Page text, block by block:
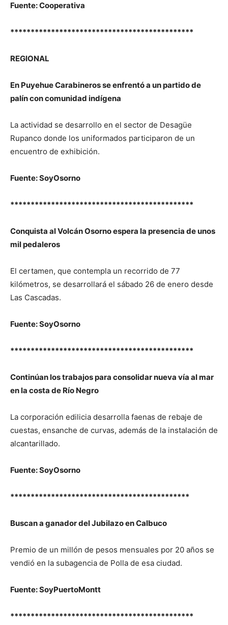
Fuente: Cooperativa
*********************************************
REGIONAL
En Puyehue Carabineros se enfrentó a un partido de
palín con comunidad indígena
La actividad se desarrollo en el sector de Desagüe
Rupanco donde los uniformados participaron de un
encuentro de exhibición.
Fuente: SoyOsorno
*********************************************
Conquista al Volcán Osorno espera la presencia de unos
mil pedaleros
El certamen, que contempla un recorrido de 77
kilómetros, se desarrollará el sábado 26 de enero desde
Las Cascadas.
Fuente: SoyOsorno
*********************************************
Continúan los trabajos para consolidar nueva vía al mar
en la costa de Río Negro
La corporación edilicia desarrolla faenas de rebaje de
cuestas, ensanche de curvas, además de la instalación de
alcantarillado.
Fuente: SoyOsorno
********************************************
Buscan a ganador del Jubilazo en Calbuco
Premio de un millón de pesos mensuales por 20 años se
vendió en la subagencia de Polla de esa ciudad.
Fuente: SoyPuertoMontt
*********************************************